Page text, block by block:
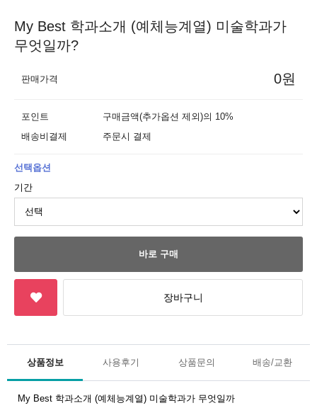
My Best 학과소개 (예체능계열) 미술학과가
무엇일까?
판매가격 0원
포인트
구매금액(추가옵션 제외)의 10%
배송비결제
주문시 결제
선택옵션
기간
상품정보 사용후기 상품문의 배송/교환
My Best 학과소개 (예체능계열) 미술학과가 무엇일까